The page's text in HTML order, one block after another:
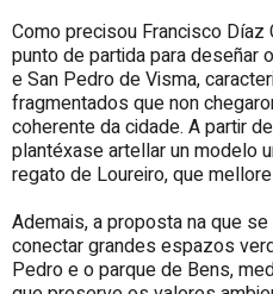
Como precisou Francisco
punto de partida para deseñar
e San Pedro de Visma,
fragmentados que non
coherente da cidade. A partir
plantéxase artellar un modelo
regato de Loureiro, que
Ademais, a proposta na que
conectar grandes espazos
Pedro e o parque de Bens,